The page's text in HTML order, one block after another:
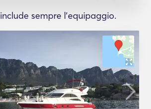
sempre l'equipaggio.